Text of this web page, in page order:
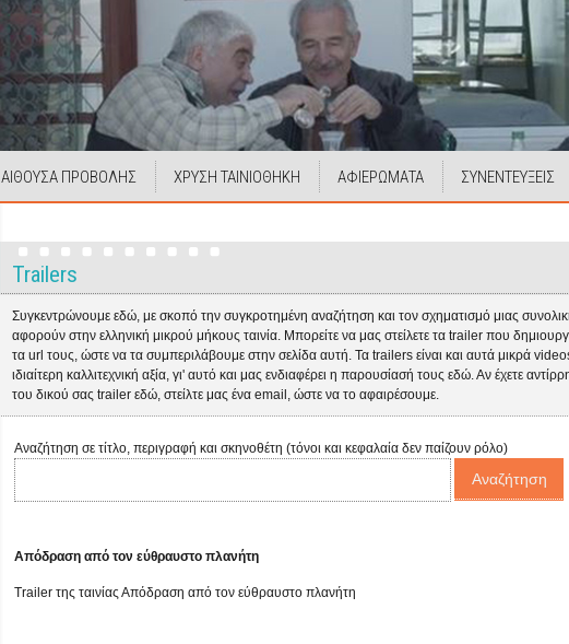
ΑΙΘΟΥΣΑ ΠΡΟΒΟΛΗΣ ΧΡΥΣΗ ΤΑΙΝΙΟΘΗΚΗ ΑΦΙΕΡΩΜΑΤΑ ΣΥΝΕΝΤΕΥΞΕΙΣ
Trailers
Συγκεντρώνουμε εδώ, με σκοπό την συγκροτημένη αναζήτηση και τον σχηματισμό μιας
αφορούν στην ελληνική μικρού μήκους ταινία. Μπορείτε να μας στείλετε τα trailer που
τα url τους, ώστε να τα συμπεριλάβουμε στην σελίδα αυτή. Τα trailers είναι και αυτά μικρά
ιδιαίτερη καλλιτεχνική αξία, γι' αυτό και μας ενδιαφέρει η παρουσίασή τους εδώ. Αν έχετε
του δικού σας trailer εδώ, στείλτε μας ένα email, ώστε να το αφαιρέσουμε.
Αναζήτηση σε τίτλο, περιγραφή και σκηνοθέτη (τόνοι και κεφαλαία δεν παίζουν ρόλο)
Απόδραση από τον εύθραυστο πλανήτη
Trailer της ταινίας Απόδραση από τον εύθραυστο πλανήτη